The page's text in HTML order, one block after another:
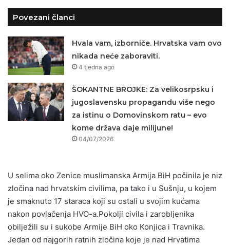
Povezani članci
Hvala vam, izborniče. Hrvatska vam ovo
nikada neće zaboraviti.
4 tjedna ago
ŠOKANTNE BROJKE: Za velikosrpsku i
jugoslavensku propagandu više nego
za istinu o Domovinskom ratu – evo
kome država daje milijune!
04/07/2026
U selima oko Zenice muslimanska Armija BiH počinila je niz
zločina nad hrvatskim civilima, pa tako i u Sušnju, u kojem
je smaknuto 17 staraca koji su ostali u svojim kućama
nakon povlačenja HVO-a.Pokolji civila i zarobljenika
obilježili su i sukobe Armije BiH oko Konjica i Travnika.
Jedan od najgorih ratnih zločina koje je nad Hrvatima